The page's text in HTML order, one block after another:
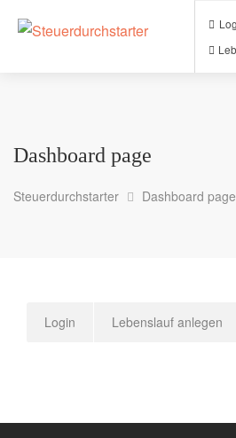
Dashboard page
Steuerdurchstarter Dashboard page
Login Lebenslauf anlegen